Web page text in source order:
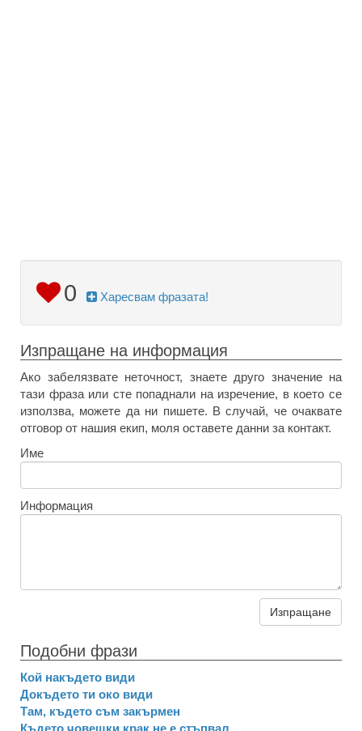
0 Харесвам фразата!
Изпращане на информация
Ако забелязвате неточност, знаете друго значение на
тази фраза или сте попаднали на изречение, в което се
използва, можете да ни пишете. В случай, че очаквате
отговор от нашия екип, моля оставете данни за контакт.
Име
Информация
Изпращане
Подобни фрази
Кой накъдето види
Докъдето ти око види
Там, където съм закърмен
Където човешки крак не е стъпвал